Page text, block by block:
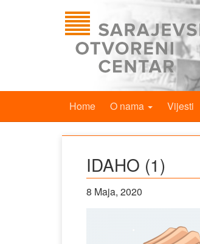
Home O nama Vijesti
IDAHO (1)
8 Maja, 2020